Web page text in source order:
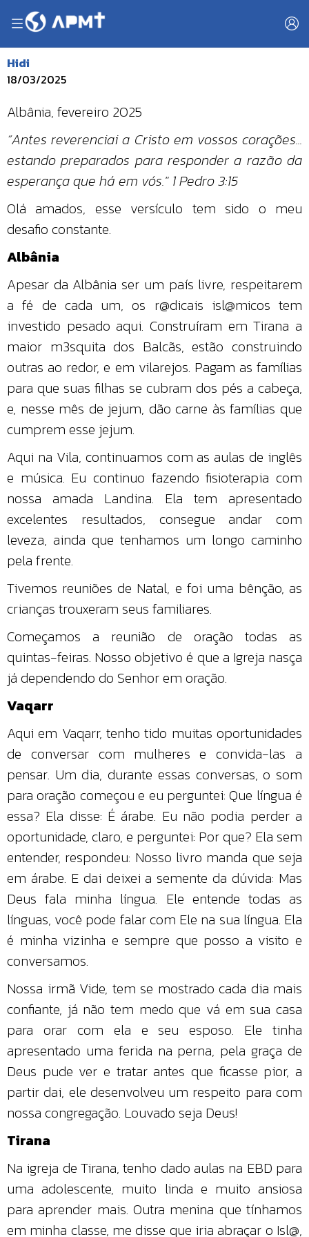
Hidi
18/03/2025
Albânia, fevereiro 2025
“Antes reverenciai a Cristo em vossos corações...
estando preparados para responder a razão da
esperança que há em vós." 1 Pedro 3:15
Olá amados, esse versículo tem sido o meu
desafio constante.
Albânia
Apesar da Albânia ser um país livre, respeitarem
a fé de cada um, os r@dicais isl@micos tem
investido pesado aqui. Construíram em Tirana a
maior m3squita dos Balcãs, estão construindo
outras ao redor, e em vilarejos. Pagam as famílias
para que suas filhas se cubram dos pés a cabeça,
e, nesse mês de jejum, dão carne às famílias que
cumprem esse jejum.
Aqui na Vila, continuamos com as aulas de inglês
e música. Eu continuo fazendo fisioterapia com
nossa amada Landina. Ela tem apresentado
excelentes resultados, consegue andar com
leveza, ainda que tenhamos um longo caminho
pela frente.
Tivemos reuniões de Natal, e foi uma bênção, as
crianças trouxeram seus familiares.
Começamos a reunião de oração todas as
quintas-feiras. Nosso objetivo é que a Igreja nasça
já dependendo do Senhor em oração.
Vaqarr
Aqui em Vaqarr, tenho tido muitas oportunidades
de conversar com mulheres e convida-las a
pensar. Um dia, durante essas conversas, o som
para oração começou e eu perguntei: Que língua é
essa? Ela disse: É árabe. Eu não podia perder a
oportunidade, claro, e perguntei: Por que? Ela sem
entender, respondeu: Nosso livro manda que seja
em árabe. E dai deixei a semente da dúvida: Mas
Deus fala minha língua. Ele entende todas as
línguas, você pode falar com Ele na sua língua. Ela
é minha vizinha e sempre que posso a visito e
conversamos.
Nossa irmã Vide, tem se mostrado cada dia mais
confiante, já não tem medo que vá em sua casa
para orar com ela e seu esposo. Ele tinha
apresentado uma ferida na perna, pela graça de
Deus pude ver e tratar antes que ficasse pior, a
partir dai, ele desenvolveu um respeito para com
nossa congregação. Louvado seja Deus!
Tirana
Na igreja de Tirana, tenho dado aulas na EBD para
uma adolescente, muito linda e muito ansiosa
para aprender mais. Outra menina que tínhamos
em minha classe, me disse que iria abraçar o Isl@,